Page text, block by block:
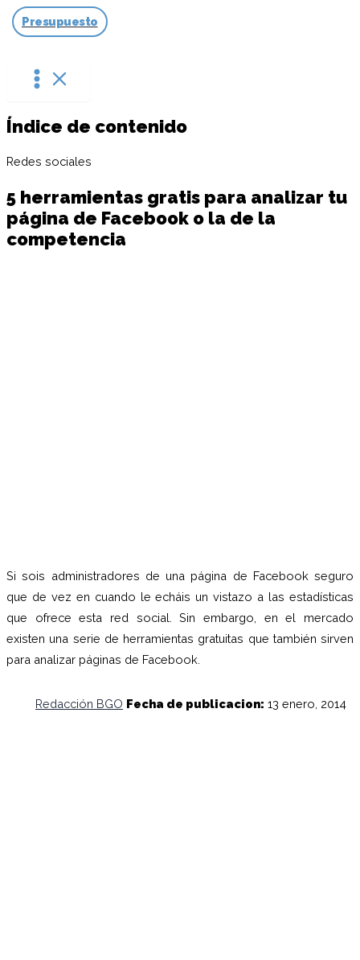
Presupuesto
Índice de contenido
Redes sociales
5 herramientas gratis para analizar tu
página de Facebook o la de la
competencia
Si sois administradores de una página de Facebook seguro
que de vez en cuando le echáis un vistazo a las estadísticas
que ofrece esta red social. Sin embargo, en el mercado
existen una serie de herramientas gratuitas que también sirven
para analizar páginas de Facebook.
Redacción BGO Fecha de publicacion: 13 enero, 2014